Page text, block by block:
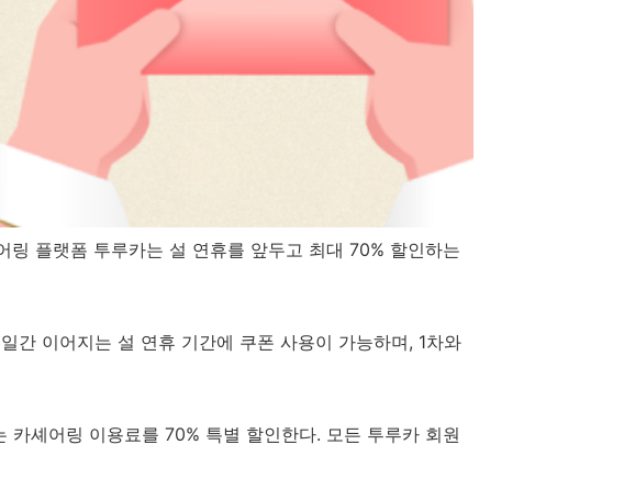
링 플랫폼 투루카는 설 연휴를 앞두고 최대 70% 할인하는
일간 이어지는 설 연휴 기간에 쿠폰 사용이 가능하며, 1차와
카셰어링 이용료를 70% 특별 할인한다. 모든 투루카 회원